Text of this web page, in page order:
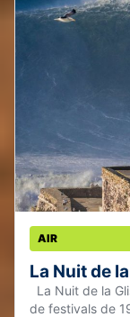
AIR
La Nuit de
La Nuit de la
de festivals de